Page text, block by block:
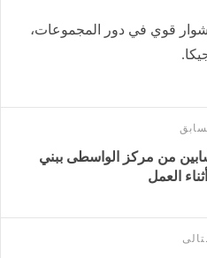
قوي في دور المجموعات،
من مركز الواسطى ببني
العمل